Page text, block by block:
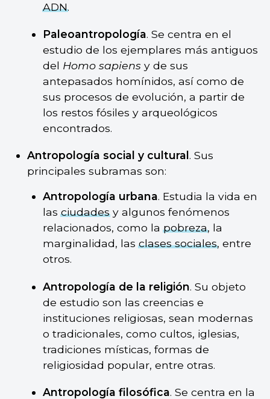
ADN.
Paleoantropología. Se centra en el
estudio de los ejemplares más antiguos
del Homo sapiens y de sus
antepasados homínidos, así como de
sus procesos de evolución, a partir de
los restos fósiles y arqueológicos
encontrados.
Antropología social y cultural . Sus
principales subramas son:
Antropología urbana. Estudia la vida en
lasciudadesy algunos fenómenos
relacionados, como lapobreza, la
marginalidad, lasclases sociales, entre
otros.
Antropología de la religión. Su objeto
de estudio son las creencias e
instituciones religiosas, sean modernas
o tradicionales, como cultos, iglesias,
tradiciones místicas, formas de
religiosidad popular, entre otras.
Antropología filosófica. Se centra en la